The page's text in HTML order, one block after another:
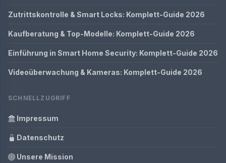
Zutrittskontrolle & Smart Locks: Komplett-Guide 2026
Kaufberatung & Top-Modelle: Komplett-Guide 2026
Einführung in Smart Home Security: Komplett-Guide 2026
Videoüberwachung & Kameras: Komplett-Guide 2026
SCHNELLZUGRIFF
Impressum
Datenschutz
Unsere Mission